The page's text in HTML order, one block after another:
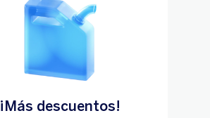
¡Más descuentos!